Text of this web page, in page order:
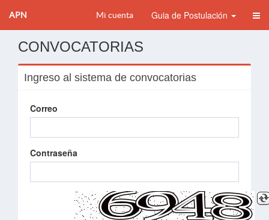
APN Mi cuenta Guia de Postulación
CONVOCATORIAS
Ingreso al sistema de convocatorias
Correo
Contraseña